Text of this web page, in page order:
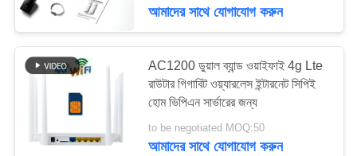
কারখানা
ভ্রমণ
নিয়ন্ত্রণ
4 জি এলটিই রাউটার 300
এমবিপিএস
62
আমাদের সাথে যোগাযোগ করুন
AC1200 ডুয়াল ব্যান্ড ওয়াইফাই 4g Lte
রাউটার গিগাবিট ওয়্যারলেস ইন্টারনেট সিপিই
হোম ভিপিএন সার্ভারের জন্য
to be negotiated MOQ:50
আমাদের সাথে যোগাযোগ করুন